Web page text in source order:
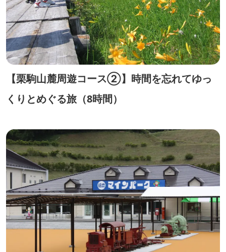
【栗駒山麓周遊コース②】時間を忘れてゆっ
くりとめぐる旅（8時間）